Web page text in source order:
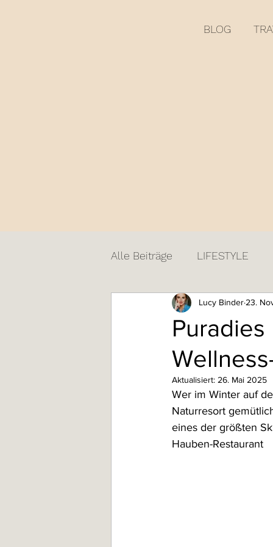
BLOG
Alle Beiträge LIFESTYLE
Lucy Binder 23.
Aktualisiert: 26. Mai 2025
Wer im Winter auf
Naturresort
eines der größten
Hauben-Restaurant